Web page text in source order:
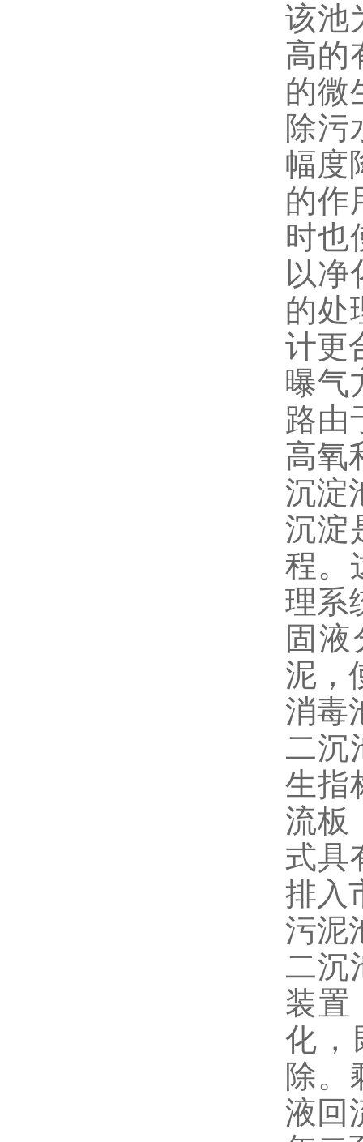
该池
高的
的微
除污
幅度
的作
时也
以净
的处
计更
曝气
路由
高氧
沉淀
沉淀
程。
理系
固
泥，
消毒
二沉
生指
流板
式具
排入
污泥
二沉
装置
化，
除。
液回